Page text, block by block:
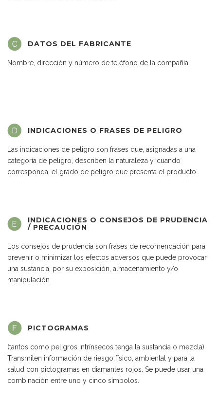
DATOS DEL FABRICANTE
Nombre, dirección y número de teléfono de la compañía
INDICACIONES O FRASES DE PELIGRO
Las indicaciones de peligro son frases que, asignadas a una
categoría de peligro, describen la naturaleza y, cuando
corresponda, el grado de peligro que presenta el producto.
INDICACIONES O CONSEJOS DE PRUDENCIA
/ PRECAUCIÓN
Los consejos de prudencia son frases de recomendación para
prevenir o minimizar los efectos adversos que puede provocar
una sustancia, por su exposición, almacenamiento y/o
manipulación.
PICTOGRAMAS
(tantos como peligros intrínsecos tenga la sustancia o mezcla)
Transmiten información de riesgo físico, ambiental y para la
salud con pictogramas en diamantes rojos. Se puede usar una
combinación entre uno y cinco símbolos.